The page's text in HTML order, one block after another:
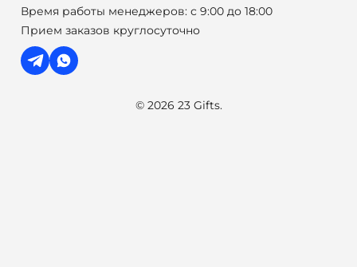
Время работы менеджеров: с 9:00 до 18:00
Прием заказов круглосуточно
© 2026 23 Gifts.